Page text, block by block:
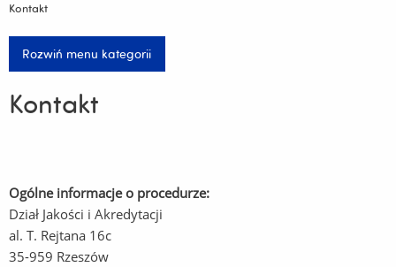
Kontakt
Rozwiń menu kategorii
Kontakt
Ogólne informacje o procedurze:
Dział Jakości i Akredytacji
al. T. Rejtana 16c
35-959 Rzeszów